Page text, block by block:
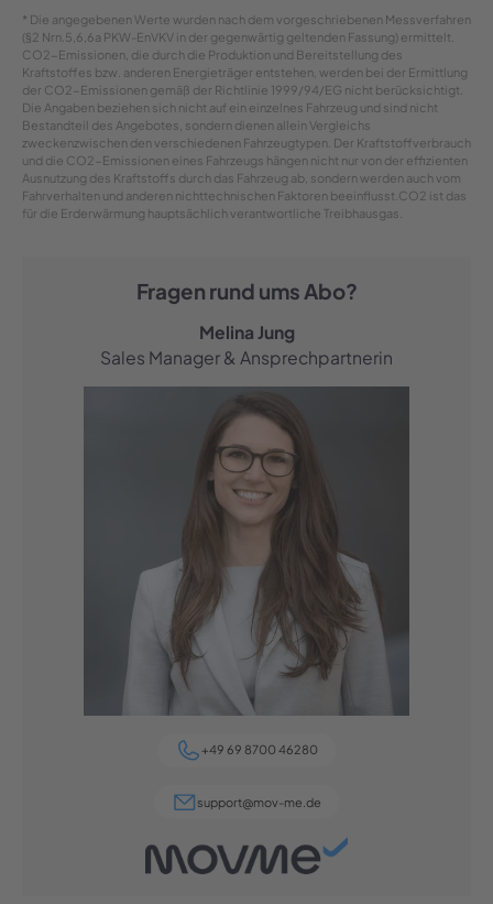
* Die angegebenen Werte wurden nach dem vorgeschriebenen Messverfahren
(§2 Nrn.5,6,6a PKW-EnVKV in der gegenwärtig geltenden Fassung) ermittelt.
CO2-Emissionen, die durch die Produktion und Bereitstellung des
Kraftstoffes bzw. anderen Energieträger entstehen, werden bei der Ermittlung
der CO2-Emissionen gemäß der Richtlinie 1999/94/EG nicht berücksichtigt.
Die Angaben beziehen sich nicht auf ein einzelnes Fahrzeug und sind nicht
Bestandteil des Angebotes, sondern dienen allein Vergleichs
zweckenzwischen den verschiedenen Fahrzeugtypen. Der Kraftstoffverbrauch
und die CO2-Emissionen eines Fahrzeugs hängen nicht nur von der effizienten
Ausnutzung des Kraftstoffs durch das Fahrzeug ab, sondern werden auch vom
Fahrverhalten und anderen nichttechnischen Faktoren beeinflusst.CO2 ist das
für die Erderwärmung hauptsächlich verantwortliche Treibhausgas.
Fragen rund ums Abo?
Melina Jung
Sales Manager & Ansprechpartnerin
+49 69 8700 46280
support@mov-me.de